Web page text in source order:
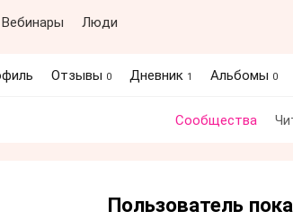
Вебинары Люди
Отзывы 0 Дневник 1 Альбомы 0
Сообщества
Пользователь